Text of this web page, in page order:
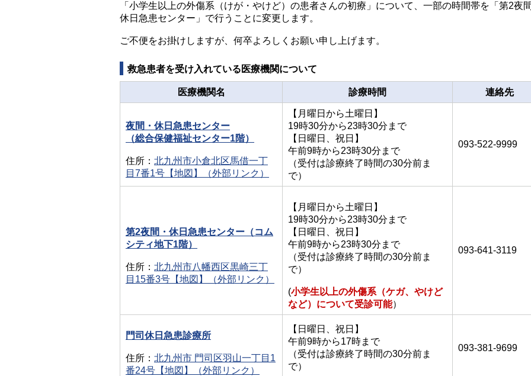
「小学生以上の外傷系（けが・やけど）の患者さんの初療」について、一部の時間帯を「第2夜
休日急患センター」で行うことに変更します。
ご不便をお掛けしますが、何卒よろしくお願い申し上げます。
救急患者を受け入れている医療機関について
医療機関名 診療時間 連絡先
夜間・休日急患センター
（総合保健福祉センター1階）
住所： 北九州市小倉北区馬借一丁
目7番1号【地図】（外部リンク）
【月曜日から土曜日】
19時30分から23時30分まで
【日曜日、祝日】
午前9時から23時30分まで
（受付は診療終了時間の30分前ま
で）
093-522-9999
第2夜間・休日急患センター（コム
シティ地下1階）
住所： 北九州市八幡西区黒崎三丁
目15番3号【地図】（外部リンク）
【月曜日から土曜日】
19時30分から23時30分まで
【日曜日、祝日】
午前9時から23時30分まで
（受付は診療終了時間の30分前ま
で）
(小学生以上の外傷系（ケガ、やけど
など）について受診可能）
093-641-3119
門司休日急患診療所
住所： 北九州市 門司区羽山一丁目1
番24号【地図】（外部リンク）
【日曜日、祝日】
午前9時から17時まで
（受付は診療終了時間の30分前ま
で）
093-381-9699